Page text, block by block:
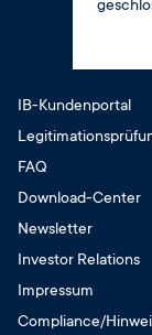
8:00 –
Sonntag
8:00 –
13:00 –
8:00 –
IB-Kundenportal
FAQ
Download-Center
Newsletter
Investor Relations
Impressum
Compliance/